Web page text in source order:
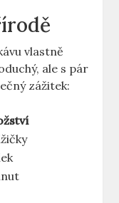
vlastně
ale s pár
zážitek: